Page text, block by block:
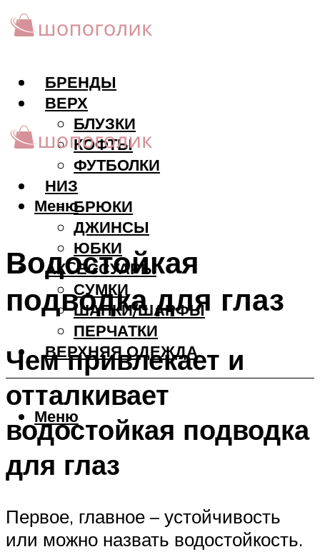
БРЕНДЫ
ВЕРХ
БЛУЗКИ
КОФТЫ
ФУТБОЛКИ
НИЗ
БРЮКИ
ДЖИНСЫ
ЮБКИ
АКCЕССУАРЫ
СУМКИ
ШАПКИ/ШАРФЫ
ПЕРЧАТКИ
ВЕРХНЯЯ ОДЕЖДА
Меню
Меню
Водостойкая
подводка для глаз
Чем привлекает и
отталкивает
водостойкая подводка
для глаз
Первое, главное – устойчивость
или можно назвать водостойкость.